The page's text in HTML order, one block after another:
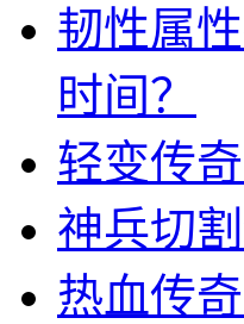
韧性属
时间？
轻变传
神兵切
热血传